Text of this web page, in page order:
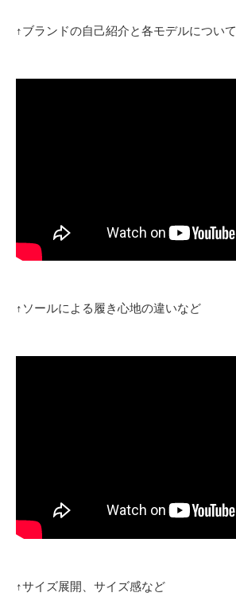
↑ブランドの自己紹介と各モデルについて
↑ソールによる履き心地の違いなど
↑サイズ展開、サイズ感など